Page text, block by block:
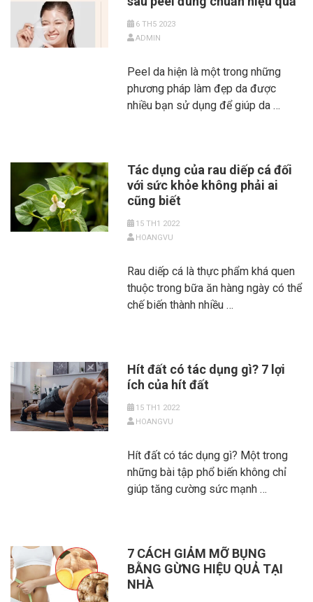
6 TH5 2023
ADMIN
Peel da hiện là một trong những
phương pháp làm đẹp da được
nhiều bạn sử dụng để giúp da …
Tác dụng của rau diếp cá đối
với sức khỏe không phải ai
cũng biết
15 TH1 2022
HOANGVU
Rau diếp cá là thực phẩm khá quen
thuộc trong bữa ăn hàng ngày có thể
chế biến thành nhiều …
Hít đất có tác dụng gì? 7 lợi
ích của hít đất
15 TH1 2022
HOANGVU
Hít đất có tác dụng gì? Một trong
những bài tập phổ biến không chỉ
giúp tăng cường sức mạnh …
7 CÁCH GIẢM MỠ BỤNG
BẰNG GỪNG HIỆU QUẢ TẠI
NHÀ